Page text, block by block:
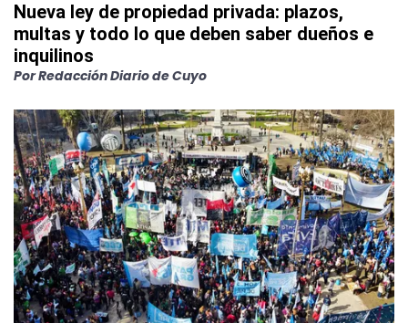
Nueva ley de propiedad privada: plazos,
multas y todo lo que deben saber dueños e
inquilinos
PorRedacción Diario de Cuyo